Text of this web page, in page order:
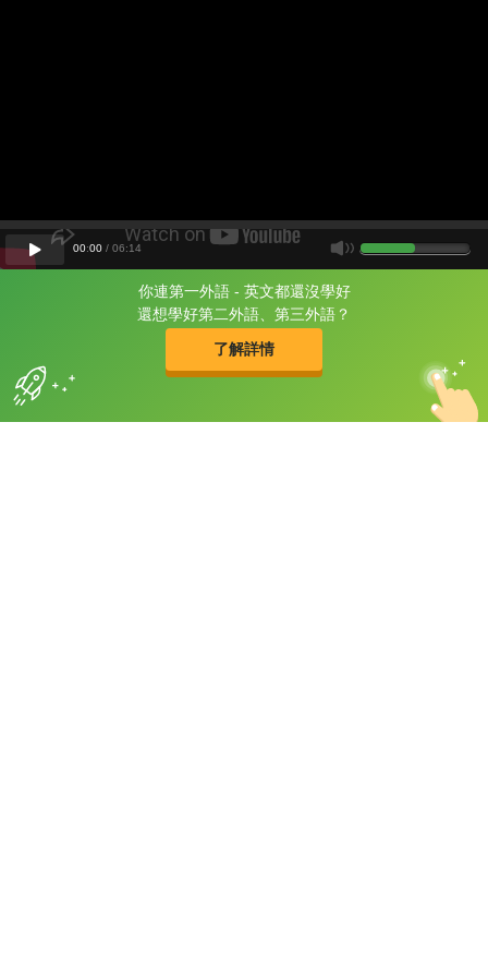
你連第一外語 - 英文都還沒學好
還想學好第二外語、第三外語？
了解詳情
片尾有
攻其不背
的品牌故事
00:00 / 06:14